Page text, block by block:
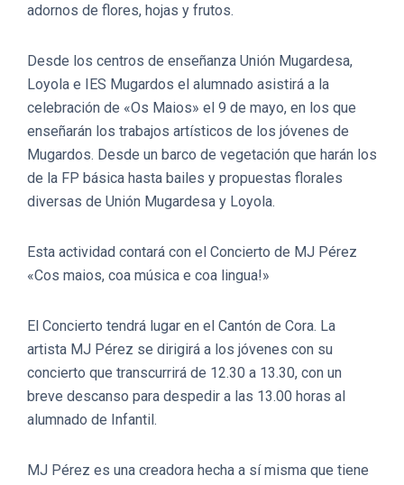
adornos de flores, hojas y frutos.
Desde los centros de enseñanza Unión Mugardesa,
Loyola e IES Mugardos el alumnado asistirá a la
celebración de «Os Maios» el 9 de mayo, en los que
enseñarán los trabajos artísticos de los jóvenes de
Mugardos. Desde un barco de vegetación que harán los
de la FP básica hasta bailes y propuestas florales
diversas de Unión Mugardesa y Loyola.
Esta actividad contará con el Concierto de MJ Pérez
«Cos maios, coa música e coa lingua!»
El Concierto tendrá lugar en el Cantón de Cora. La
artista MJ Pérez se dirigirá a los jóvenes con su
concierto que transcurrirá de 12.30 a 13.30, con un
breve descanso para despedir a las 13.00 horas al
alumnado de Infantil.
MJ Pérez es una creadora hecha a sí misma que tiene